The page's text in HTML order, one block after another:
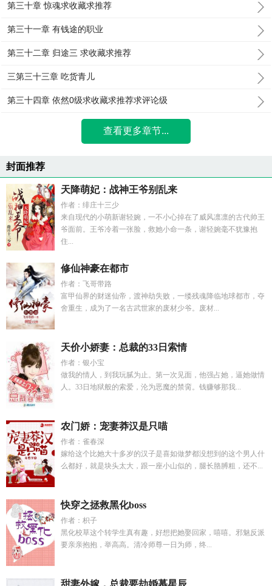
第三十章 惊魂求收藏求推荐
第三十一章 有钱途的职业
第三十二章 归途三 求收藏求推荐
三第三十三章 吃货青儿
第三十四章 依然0级求收藏求推荐求评论级
查看更多章节...
封面推荐
天降萌妃：战神王爷别乱来
作者：绯庄十三少
来自现代的小萌新谢轻婉，一不小心掉在了威风凛凛的古代帅王
爷面前。王爷冷着一张脸，救她小命一条，谢轻婉毫不犹豫抱
住...
修仙神豪在都市
作者：飞哥带路
富甲仙界的财迷仙帝，渡神劫失败，一缕残魂降临地球都市，夺
舍重生，成为了一名古武世家的废材少爷。废材...
天价小娇妻：总裁的33日索情
作者：银小宝
做我的情人，到我玩腻为止。第一次见面，他强占她，逼她做情
人。33日地狱般的索爱，沦为恶魔的禁脔。钱赚够那我...
农门娇：宠妻莽汉是只喵
作者：雀春深
嫁给这个比她大十多岁的汉子是喜如做梦都没想到的这个男人什
么都好，就是块头太大，跟一座小山似的，腿长胳膊粗，还不...
快穿之拯救黑化boss
作者：枳子
黑化校草这个转学生真有趣，好想把她娶回家，嘻嘻。邪魅反派
要亲亲抱抱，举高高。清冷师尊一日为师，终...
甜妻外嫁，总裁要劫婚慕星辰